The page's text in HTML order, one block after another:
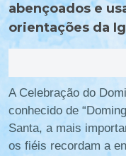
abençoados e
orientações da
A Celebração do
conhecido de
Santa, a mais
os fiéis recordam a